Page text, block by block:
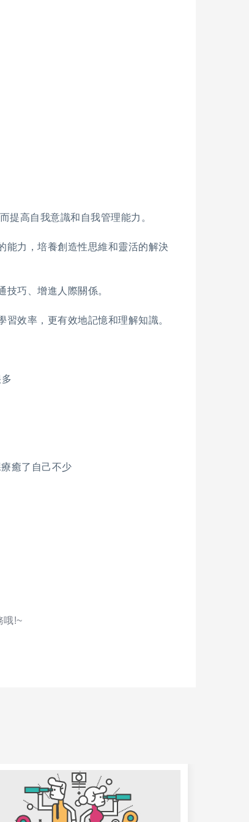
提高自我意識和自我管理能力。
能力，培養創造性思維和靈活的解決
巧、增進人際關係。
效率，更有效地記憶和理解知識。
癒了自己不少
哦!~